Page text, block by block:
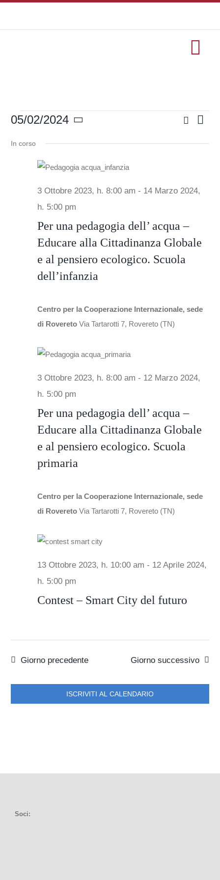
formazione
In rete con
Notizie
Chi siamo
Eventi
for
Febbraio
2024,
viste
Cerca
Giorno
05/02/2024
la
In corso
Per una pedagogia dell’ acqua –
Educare alla Cittadinanza Globale
e al pensiero ecologico. Scuola
dell’infanzia
3 Ottobre 2023, h. 8:00 am - 14 Marzo 2024,
h. 5:00 pm
Centro per la Cooperazione Internazionale, sede
di RoveretoVia Tartarotti 7, Rovereto (TN)
Per una pedagogia dell’ acqua –
Educare alla Cittadinanza Globale
e al pensiero ecologico. Scuola
primaria
3 Ottobre 2023, h. 8:00 am - 12 Marzo 2024,
h. 5:00 pm
Centro per la Cooperazione Internazionale, sede
di RoveretoVia Tartarotti 7, Rovereto (TN)
Contest – Smart City del futuro
13 Ottobre 2023, h. 10:00 am - 12 Aprile 2024,
h. 5:00 pm
Giorno precedente Giorno successivo
ISCRIVITI AL CALENDARIO
Soci: